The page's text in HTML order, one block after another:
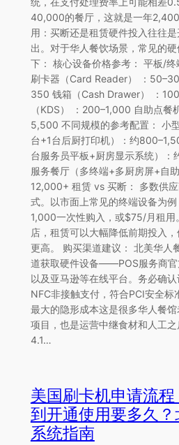
40,000的餐厅，这就是一年
用：买断还是租赁硬件投入往往
出。对于华人餐饮场景，常见的
下： 核心设备价格参考： 平板/
刷卡器（Card Reader） ：
350 钱箱（Cash Drawer） ：
（KDS） ：200–1,000 自助点
5,500 不同规模的参考配置： 小
台+1台后厨打印机）：约
台服务员平板+厨房显示系统）
服务餐厅（多终端+多厨房屏+自
12,000+ 租赁 vs 买断： 多数供
式。以市面上常见的终端设备为
1,000一次性购入，或$75/月租用
店，租赁可以大幅降低前期投入
更高。 购买渠道建议： 北美华人
道获取硬件设备——POS服务商官
以及亚马逊等在线平台。务必确
NFC非接触支付，符合PCI安全标
最大的隐形成本这是很多华人餐
项目，也是运营中继食材和人工之
4.1…
美国刷卡机申请流
到开通使用要多久
系统指南